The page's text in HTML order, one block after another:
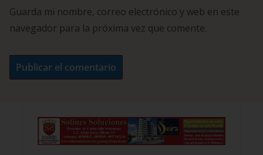
Guarda mi nombre, correo electrónico y web en este
navegador para la próxima vez que comente.